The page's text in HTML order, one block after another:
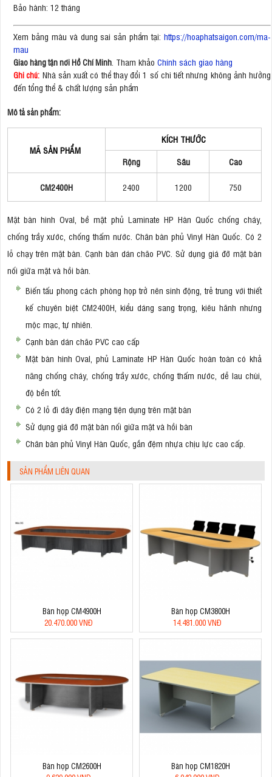
Bảo hành: 12 tháng
Xem bảng màu và dung sai sản phẩm tại: https://hoaphatsaigon.com/ma-
mau
Giao hàng tận nơi Hồ Chí Minh . Tham khảo Chính sách giao hàng
Ghi chú: Nhà sản xuất có thể thay đổi 1 số chi tiết nhưng không ảnh hưởng
đến tổng thể & chất lượng sản phẩm
Mô tả sản phẩm:
MÃ SẢN PHẨM
KÍCH THƯỚC
Rộng
Sâu Cao
CM2400H 2400 1200 750
Mặt bàn hình Oval, bề mặt phủ Laminate HP Hàn Quốc chống cháy,
chống trầy xước, chống thấm nước. Chân bàn phủ Vinyl Hàn Quốc. Có 2
lỗ chạy trên mặt bàn. Cạnh bàn dán chão PVC. Sử dụng giá đỡ mặt bàn
nối giữa mặt và hồi bàn.
Biến tấu phong cách phòng họp trở nên sinh động, trẻ trung với thiết
kế chuyên biệt CM2400H, kiểu dáng sang trọng, kiêu hãnh nhưng
mộc mạc, tự nhiên.
Cạnh bàn dán chão PVC cao cấp
Mặt bàn hình Oval, phủ Laminate HP Hàn Quốc hoàn toàn có khả
năng chống cháy, chống trầy xước, chống thấm nước, dễ lau chùi,
độ bền tốt.
Có 2 lỗ đi dây điện mạng tiện dụng trên mặt bàn
Sử dụng giá đỡ mặt bàn nối giữa mặt và hồi bàn
Chân bàn phủ Vinyl Hàn Quốc, gắn đệm nhựa chịu lực cao cấp.
SẢN PHẨM LIÊN QUAN
Bàn họp CM4900H
20.470.000 VNĐ
Bàn họp CM3800H
14.481.000 VNĐ
Bàn họp CM2600H
Bàn họp CM1820H